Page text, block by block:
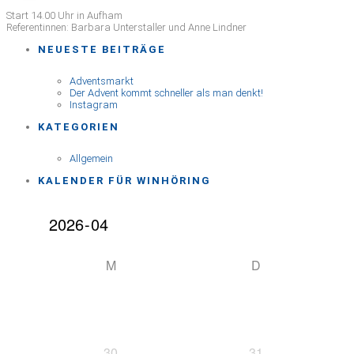
ICS herunterladen
Google Kalender
iCalendar
Start 14.00 Uhr in Aufham
Referentinnen: Barbara Unterstaller und Anne Lindner
NEUESTE BEITRÄGE
Adventsmarkt
Der Advent kommt schneller als man denkt!
Instagram
KATEGORIEN
Allgemein
KALENDER FÜR WINHÖRING
M D